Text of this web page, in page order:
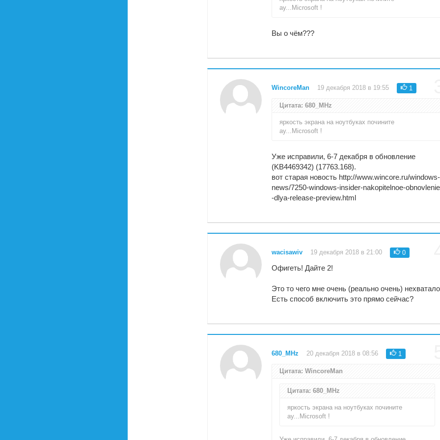
ау...Microsoft !
Вы о чём???
WincoreMan 19 декабря 2018 в 19:55 1
Цитата: 680_MHz
яркость экрана на ноутбуках почините
ау...Microsoft !
Уже исправили, 6-7 декабря в обновление
(KB4469342) (17763.168).
вот старая новость http://www.wincore.ru/windows-
news/7250-windows-insider-nakopitelnoe-obnovlenie
-dlya-release-preview.html
wacisawiv 19 декабря 2018 в 21:00 0
Офигеть! Дайте 2!
Это то чего мне очень (реально очень)
Есть способ включить это прямо сейчас?
680_MHz 20 декабря 2018 в 08:56 1
Цитата: WincoreMan
Цитата: 680_MHz
яркость экрана на ноутбуках почините
ау...Microsoft !